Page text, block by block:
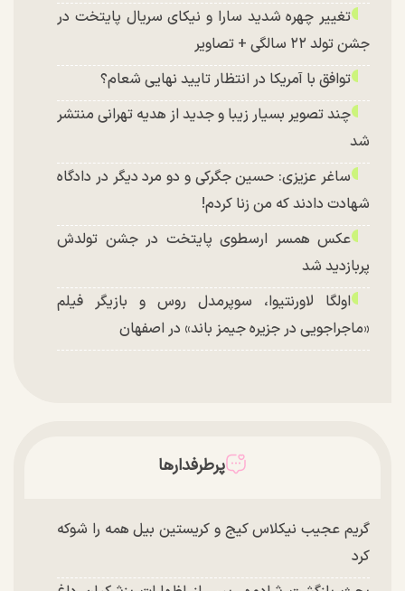
تغییر چهره شدید سارا و نیکای سریال پایتخت در
جشن تولد ۲۲ سالگی + تصاویر
توافق با آمریکا در انتظار تایید نهایی شعام؟
چند تصویر بسیار زیبا و جدید از هدیه تهرانی منتشر
شد
ساغر عزیزی: حسین جگرکی و دو مرد دیگر در دادگاه
شهادت دادند که من زنا کردم!
عکس همسر ارسطوی پایتخت در جشن تولدش
پربازدید شد
اولگا لاورنتیوا، سوپرمدل روس و بازیگر فیلم
«ماجراجویی در جزیره جیمز باند» در اصفهان
پرطرفدارها
گریم عجیب نیکلاس کیج و کریستین بیل همه را شوکه
کرد